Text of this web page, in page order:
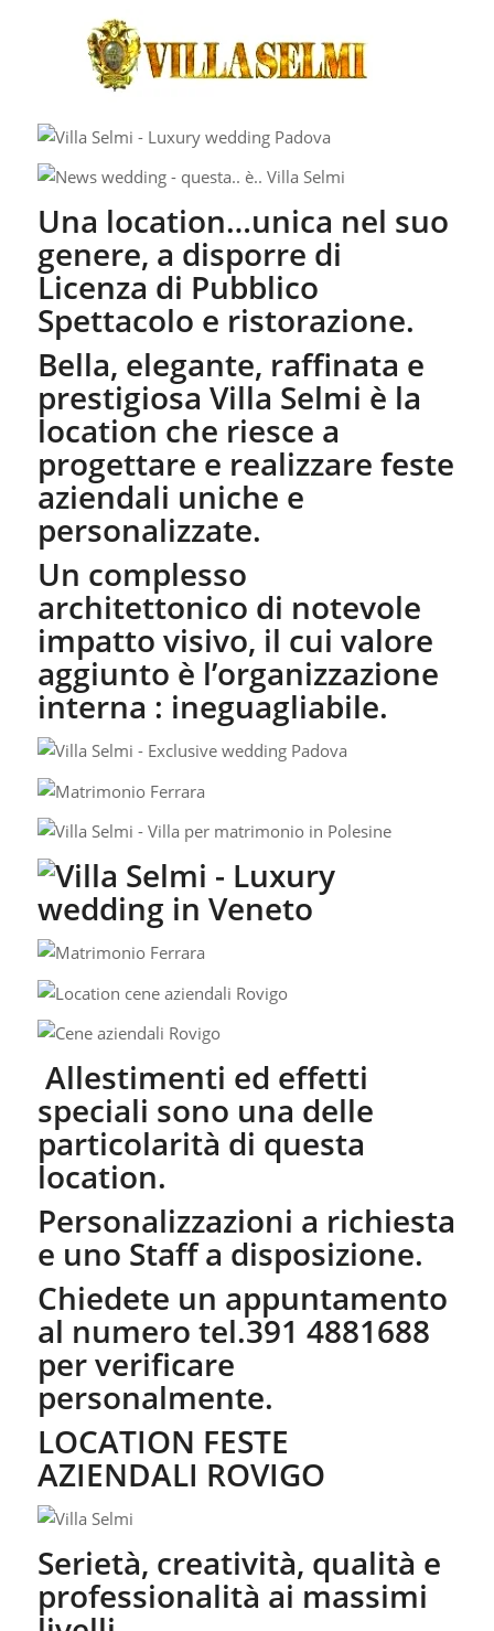
Una location…unica nel suo
genere, a disporre di
Licenza di Pubblico
Spettacolo e ristorazione.
Bella, elegante, raffinata e
prestigiosa Villa Selmi è la
location che riesce a
progettare e realizzare feste
aziendali uniche e
personalizzate.
Un complesso
architettonico di notevole
impatto visivo, il cui valore
aggiunto è l’organizzazione
interna : ineguagliabile.
Allestimenti ed effetti
speciali sono una delle
particolarità di questa
location.
Personalizzazioni a richiesta
e uno Staff a disposizione.
Chiedete un appuntamento
al numero tel.391 4881688
per verificare
personalmente.
LOCATION FESTE
AZIENDALI ROVIGO
Serietà, creatività, qualità e
professionalità ai massimi